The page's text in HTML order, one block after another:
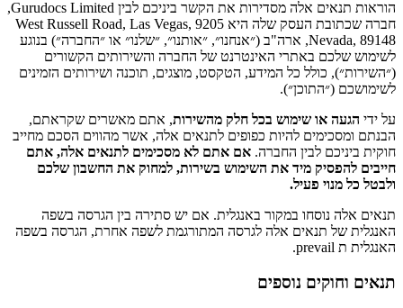
הוראות תנאים אלה מסדירות את הקשר ביניכם לבין
Gurudocs Limited,
חברה שכתובת העסק שלה היא 9205 West Russell Road, Las Vegas,
Nevada, 89148, ארה"ב
(״אנחנו״, ״אותנו״, ״שלנו״ או ״החברה״) בנוגע
לשימוש שלכם באתרי האינטרנט של החברה והשירותים הקשורים
(״השירות״), כולל כל המידע, הטקסט, מוצגים, תוכנה ושירותים הזמינים
לשימושכם (״התוכן״).
על ידי הגעה או שימוש בכל חלק מהשירות, אתם מאשרים שקראתם,
הבנתם ומסכימים להיות כפופים לתנאים אלה, אשר מהווים הסכם מחייב
חוקית ביניכם לבין החברה. אם אתם לא מסכימים לתנאים אלה, אתם
חייבים להפסיק מיד את השימוש בשירות, למחוק את החשבון שלכם
ולבטל כל מנוי פעיל.
תנאים אלה נוסחו במקור באנגלית. אם יש סתירה בין הגרסה בשפה
האנגלית של תנאים אלה לגרסה המתורגמת לשפה אחרת, הגרסה בשפה
האנגלית ת prevail.
תנאים וחוקים נוספים